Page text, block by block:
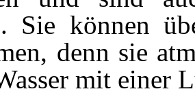
Sie können
denn sie
mit einer